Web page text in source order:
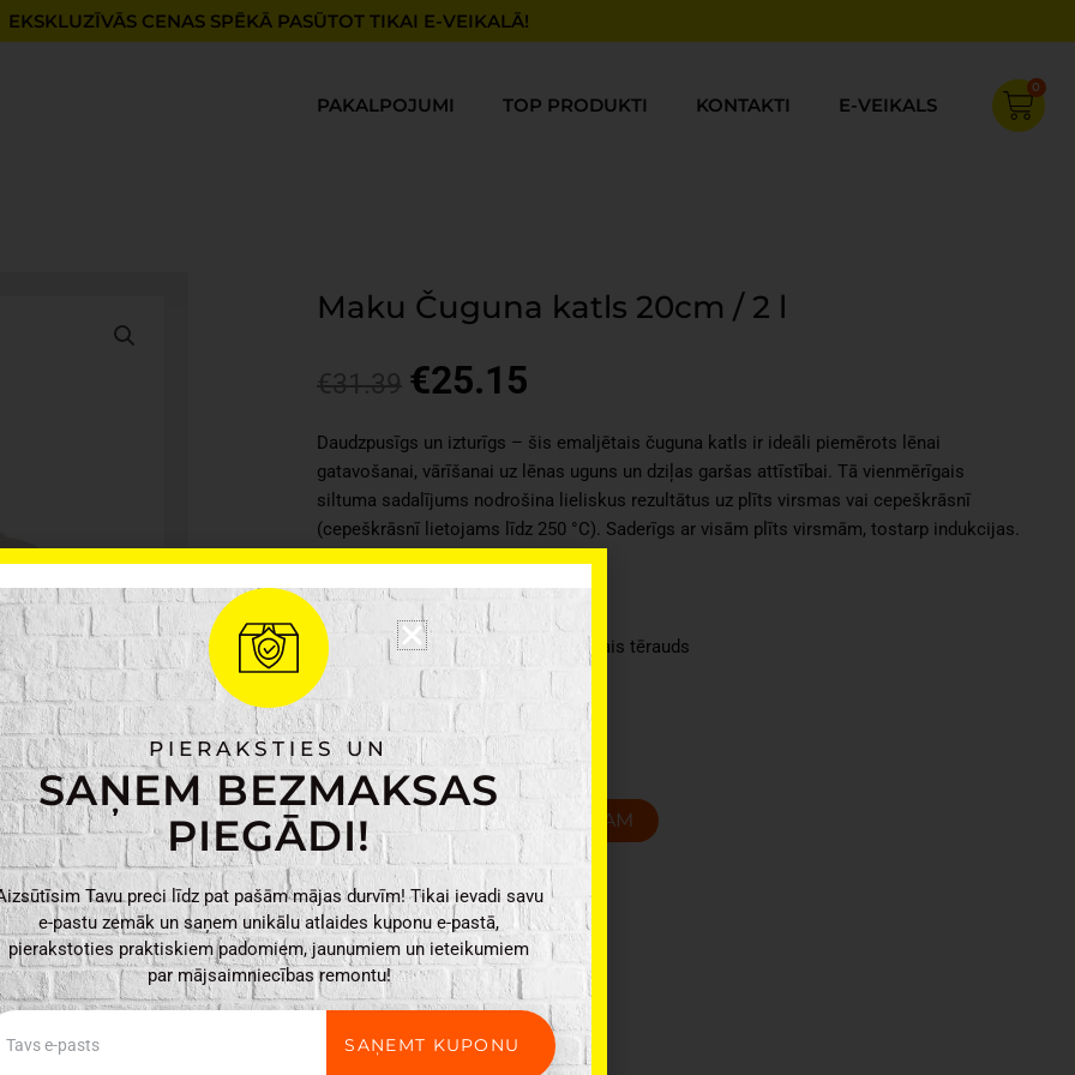
EKSKLUZĪVĀS CENAS SPĒKĀ PASŪTOT TIKAI E-VEIKALĀ!
PAKALPOJUMI TOP PRODUKTI KONTAKTI E-VEIKALS
0
Cart
Maku Čuguna katls 20cm / 2 l
€31.39 Original
was:
€31.39.
€25.15
is:
€25.15.
Daudzpusīgs un izturīgs – šis emaljētais čuguna katls ir ideāli piemērots lēnai
gatavošanai, vārīšanai uz lēnas uguns un dziļas garšas attīstībai. Tā vienmērīgais
siltuma sadalījums nodrošina lieliskus rezultātus uz plīts virsmas vai cepeškrāsnī
(cepeškrāsnī lietojams līdz 250 °C). Saderīgs ar visām plīts virsmām, tostarp indukcijas.
Ražotājs: Maku
Materiāls: čuguns, nerūsējošais tērauds
Krāsa: bēša
Svars: 2.96 kg
Izmēri: 25.5 x 20 x 15 cm
Maku
Čuguna
katls
20cm
/
2
l
daudzums
PIEVIENOT GROZAM
PIERAKSTIES UN
SAŅEM BEZMAKSAS
PIEGĀDI!
Tavu preci līdz pat pašām mājas durvīm! Tikai ievadi savu
e-pastu zemāk un saņem unikālu atlaides kuponu e-pastā,
pierakstoties praktiskiem padomiem, jaunumiem un ieteikumiem
par mājsaimniecības remontu!
SAŅEMT KUPONU